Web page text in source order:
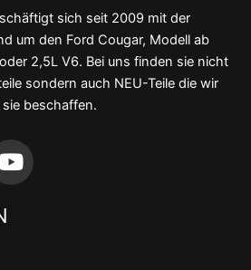
sich seit 2009 mit der
um den Ford Cougar, Modell ab
2,5L V6. Bei uns finden sie nicht
sondern auch NEU-Teile die wir
beschaffen.
Y
o